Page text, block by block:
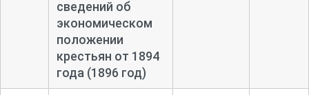
сведений об
экономическом
положении
крестьян от 1894
года (1896 год)